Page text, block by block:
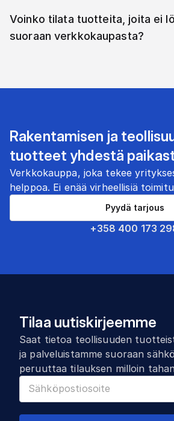
Voinko tilata tuotteita, joita ei
suoraan verkkokaupasta?
Rakentamisen ja
tuotteet yhdestä
Verkkokauppa, joka tekee
helppoa. Ei enää virheellisiä
+358 400 173
Pyydä tarjous
Tilaa uutiskirjeemme
Saat tietoa teollisuuden
ja palveluistamme suoraan
peruuttaa tilauksen milloin